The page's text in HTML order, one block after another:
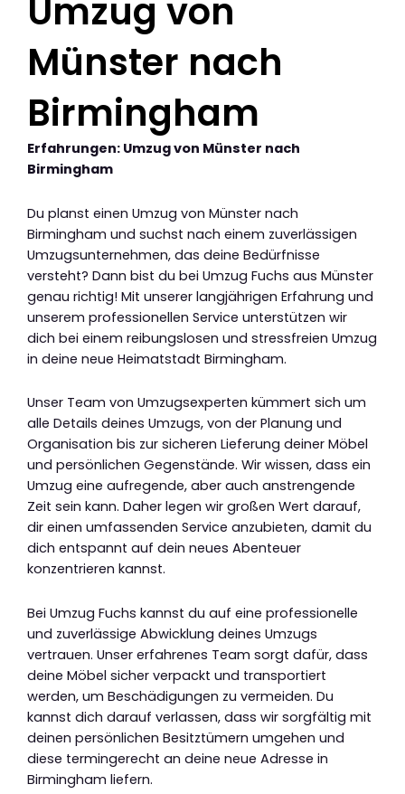
Umzug von
Münster nach
Birmingham
Erfahrungen: Umzug von Münster nach
Birmingham
Du planst einen Umzug von Münster nach
Birmingham und suchst nach einem zuverlässigen
Umzugsunternehmen, das deine Bedürfnisse
versteht? Dann bist du bei Umzug Fuchs aus Münster
genau richtig! Mit unserer langjährigen Erfahrung und
unserem professionellen Service unterstützen wir
dich bei einem reibungslosen und stressfreien Umzug
in deine neue Heimatstadt Birmingham.
Unser Team von Umzugsexperten kümmert sich um
alle Details deines Umzugs, von der Planung und
Organisation bis zur sicheren Lieferung deiner Möbel
und persönlichen Gegenstände. Wir wissen, dass ein
Umzug eine aufregende, aber auch anstrengende
Zeit sein kann. Daher legen wir großen Wert darauf,
dir einen umfassenden Service anzubieten, damit du
dich entspannt auf dein neues Abenteuer
konzentrieren kannst.
Bei Umzug Fuchs kannst du auf eine professionelle
und zuverlässige Abwicklung deines Umzugs
vertrauen. Unser erfahrenes Team sorgt dafür, dass
deine Möbel sicher verpackt und transportiert
werden, um Beschädigungen zu vermeiden. Du
kannst dich darauf verlassen, dass wir sorgfältig mit
deinen persönlichen Besitztümern umgehen und
diese termingerecht an deine neue Adresse in
Birmingham liefern.